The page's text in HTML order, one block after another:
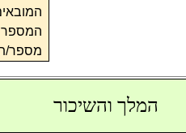
המספר
מספר/
המלך והשיכור